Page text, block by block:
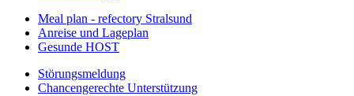
Meal plan - refectory Stralsund
Anreise und Lageplan
Gesunde HOST
Störungsmeldung
Chancengerechte Unterstützung